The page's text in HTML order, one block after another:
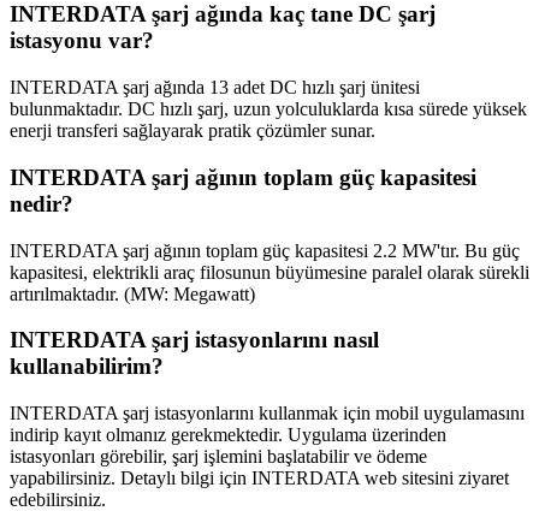
INTERDATA şarj ağında kaç tane DC şarj
istasyonu var?
INTERDATA şarj ağında 13 adet DC hızlı şarj ünitesi
bulunmaktadır. DC hızlı şarj, uzun yolculuklarda kısa sürede yüksek
enerji transferi sağlayarak pratik çözümler sunar.
INTERDATA şarj ağının toplam güç kapasitesi
nedir?
INTERDATA şarj ağının toplam güç kapasitesi 2.2 MW'tır. Bu güç
kapasitesi, elektrikli araç filosunun büyümesine paralel olarak sürekli
artırılmaktadır. (MW: Megawatt)
INTERDATA şarj istasyonlarını nasıl
kullanabilirim?
INTERDATA şarj istasyonlarını kullanmak için mobil uygulamasını
indirip kayıt olmanız gerekmektedir. Uygulama üzerinden
istasyonları görebilir, şarj işlemini başlatabilir ve ödeme
yapabilirsiniz. Detaylı bilgi için INTERDATA web sitesini ziyaret
edebilirsiniz.